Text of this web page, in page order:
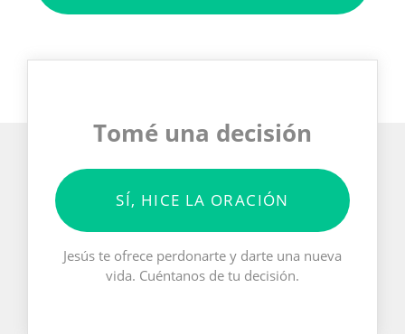
Tomé una decisión
SÍ, HICE LA ORACIÓN
Jesús te ofrece perdonarte y darte una nueva
vida. Cuéntanos de tu decisión.